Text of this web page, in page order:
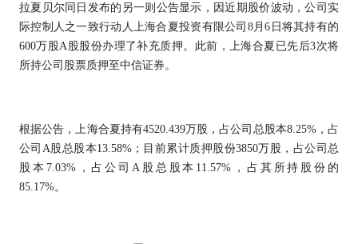
拉夏贝尔同日发布的另一则公告显示，因近期股价波动，公司实
际控制人之一致行动人上海合夏投资有限公司8月6日将其持有的
600万股A股股份办理了补充质押。此前，上海合夏已先后3次将
所持公司股票质押至中信证券。
根据公告，上海合夏持有4520.439万股，占公司总股本8.25%，占
公司A股总股本13.58%；目前累计质押股份3850万股，占公司总
股本7.03%，占公司A股总股本11.57%，占其所持股份的
85.17%。